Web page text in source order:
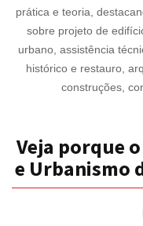
prática e teoria,
sobre projeto de
urbano, assistência
histórico e restauro,
construções,
Veja porque
e Urbanismo